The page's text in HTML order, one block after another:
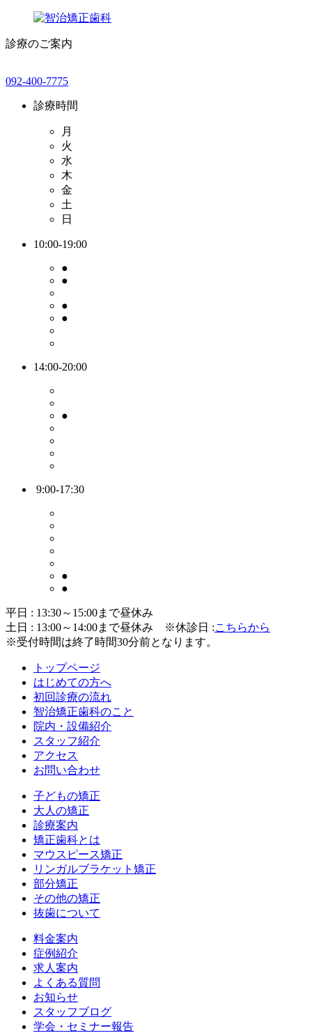
診療のご案内
092-400-7775
診療時間
月
火
水
木
金
土
日
10:00-19:00
●
●
●
●
14:00-20:00
●
9:00-17:30
●
●
平日 : 13:30～15:00まで昼休み
土日 : 13:00～14:00まで昼休み
※休診日 :こちらから
※受付時間は終了時間30分前となります。
トップページ
はじめての方へ
初回診療の流れ
智治矯正歯科のこと
院内・設備紹介
スタッフ紹介
アクセス
お問い合わせ
子どもの矯正
大人の矯正
診療案内
矯正歯科とは
マウスピース矯正
リンガルブラケット矯正
部分矯正
その他の矯正
抜歯について
料金案内
症例紹介
求人案内
よくある質問
お知らせ
スタッフブログ
学会・セミナー報告